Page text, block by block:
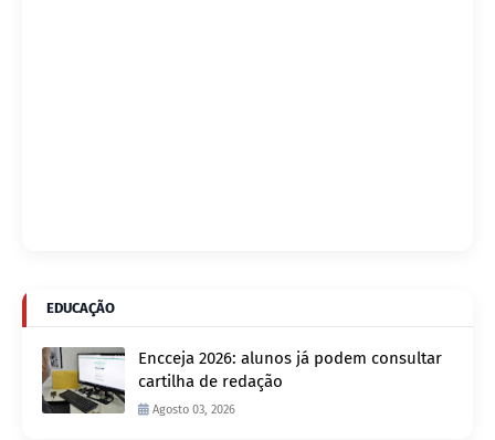
EDUCAÇÃO
Encceja 2026: alunos já podem consultar
cartilha de redação
Agosto 03, 2026